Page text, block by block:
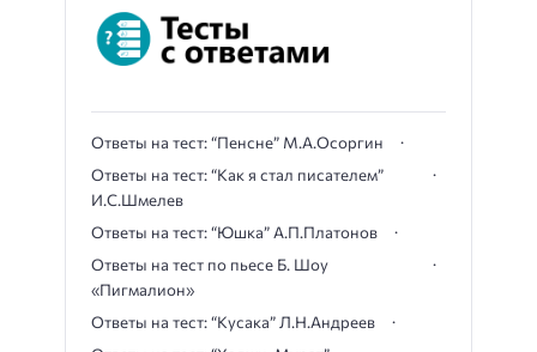
Ответы на тест: “Пенсне” М.А.Осоргин
Ответы на тест: “Как я стал писателем”
И.С.Шмелев
Ответы на тест: “Юшка” А.П.Платонов
Ответы на тест по пьесе Б. Шоу
«Пигмалион»
Ответы на тест: “Кусака” Л.Н.Андреев